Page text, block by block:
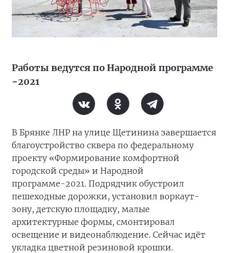
Работы ведутся по Народной программе
−2021
В Брянке ЛНР на улице Щетинина завершается
благоустройство сквера по федеральному
проекту «Формирование комфортной
городской среды» и Народной
программе-2021. Подрядчик обустроил
пешеходные дорожки, установил воркаут-
зону, детскую площадку, малые
архитектурные формы, смонтировал
освещение и видеонаблюдение. Сейчас идёт
укладка цветной резиновой крошки.